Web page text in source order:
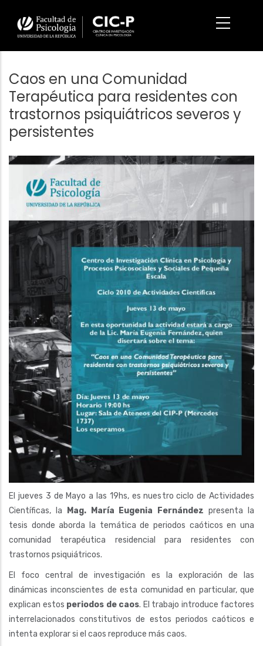
contenido
principal
Caos en una Comunidad
Terapéutica para residentes con
trastornos psiquiátricos severos y
persistentes
Imagen/Afiche
El jueves 3 de Mayo a las 19hs, es nuestro ciclo de Actividades
Científicas, la
Mag. María Eugenia Fernández presenta la
tesis donde aborda la temática de periodos caóticos en una
comunidad terapéutica residencial para residentes con
trastornos psiquiátricos.
El foco central de investigación es la exploración de las
dinámicas inconscientes de esta comunidad en particular, que
explican estos periodos de caos. El trabajo introduce factores
interrelacionados constitutivos de estos periodos caóticos e
intenta explorar si el caos reproduce más caos.